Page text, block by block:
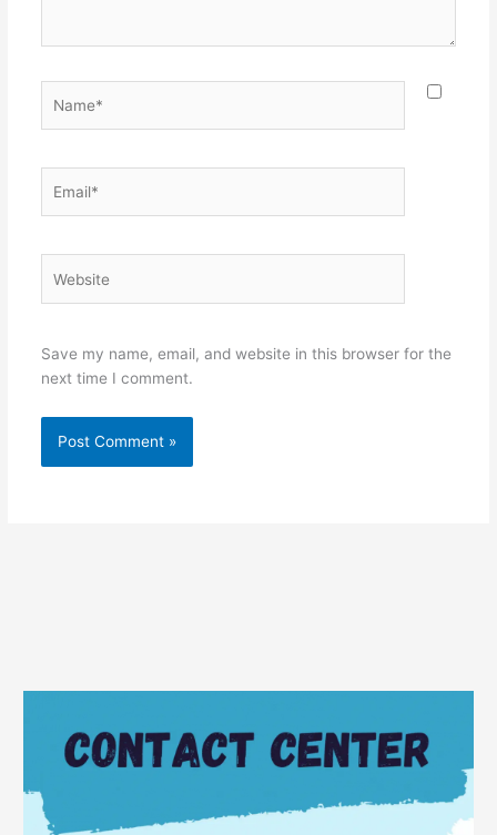
Save my name, email, and website in this browser for the
next time I comment.